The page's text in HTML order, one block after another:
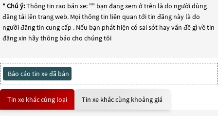
* Chú ý:Thông tin rao bán xe: "" bạn đang xem ở trên là do người dùng
đăng tải lên trang web. Mọi thông tin liên quan tới tin đăng này là do
người đăng tin cung cấp . Nếu bạn phát hiện có sai sót hay vấn đề gì về tin
đăng xin hãy thông báo cho chúng tôi
Báo cáo tin xe đã bán
Tin xe khác cùng loại Tin xe khác cùng khoảng giá